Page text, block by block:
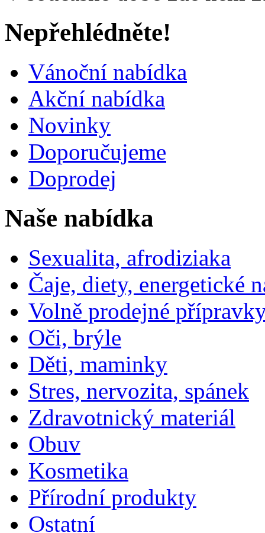
Nepřehlédněte!
Vánoční nabídka
Akční nabídka
Novinky
Doporučujeme
Doprodej
Naše nabídka
Sexualita, afrodiziaka
Čaje, diety, energetické
Volně prodejné
Oči, brýle
Děti, maminky
Stres, nervozita, spánek
Zdravotnický materiál
Obuv
Kosmetika
Přírodní produkty
Ostatní